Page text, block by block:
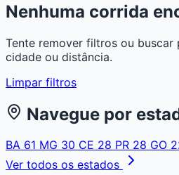
Nenhuma corrida
Tente remover filtros ou buscar
cidade ou distância.
Limpar filtros
Navegue por
BA 61 MG 30 CE 28 PR 28 GO
Ver todos os estados